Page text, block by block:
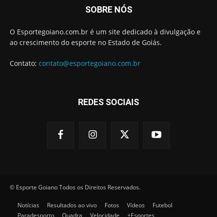
SOBRE NÓS
O Esportegoiano.com.br é um site dedicado à divulgação e
ao crescimento do esporte no Estado de Goiás.
Contato: contato@esportegoiano.com.br
REDES SOCIAIS
© Esporte Goiano Todos os Direitos Reservados.
Notícias Resultados ao vivo Fotos Vídeos
Futebol
Paradesporto
Quadra Velocidade +Esportes